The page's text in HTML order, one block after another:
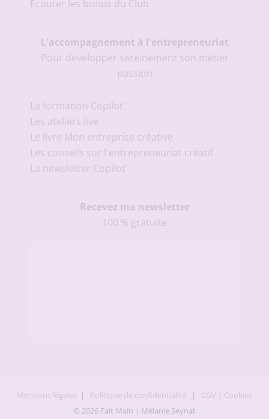
Ecouter les bonus du Club
L'accompagnement à l'entrepreneuriat
Pour développer sereinement son métier
passion
La formation Copilot'
Les ateliers live
Le livre Mon entreprise créative
Les conseils sur l'entrepreneuriat créatif
La newsletter Copilot'
Recevez ma newsletter
100 % gratuite
Mentions légales | Politique de confidentialité | CGV | Cookies
© 2026 Fait Main | Mélanie Seynat